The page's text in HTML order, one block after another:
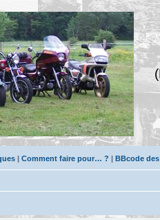
| Comment faire pour… ? | BBcode